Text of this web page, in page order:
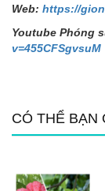
Web: https://
Youtube Phóng
v=455CFSgvsuM
CÓ THỂ BẠN